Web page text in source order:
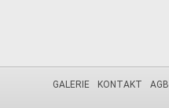
GALERIE KONTAKT AGB